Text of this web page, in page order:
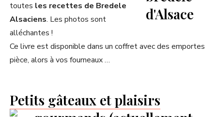
toutes les recettes de Bredele
Alsaciens. Les photos sont
alléchantes !
Ce livre est disponible dans un coffret avec des emportes
pièce, alors à vos fourneaux …
Petits gâteaux et plaisirs